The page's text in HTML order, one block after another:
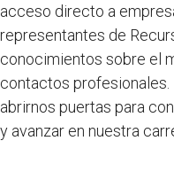
acceso directo a
representantes de
conocimientos sobre el
contactos
abrirnos puertas para
y avanzar en nuestra